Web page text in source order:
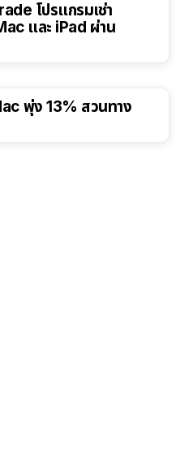
โปรแกรมเช่า
และ iPad ผ่าน
พุ่ง 13% สวนทาง